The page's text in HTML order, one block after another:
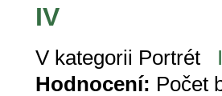
IV
V kategorii Portrét
Hodnocení: Počet